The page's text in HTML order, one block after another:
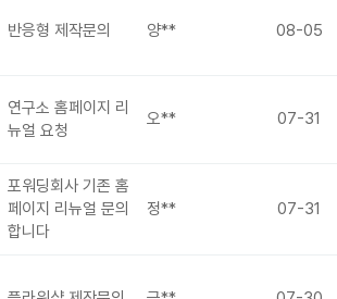
반응형 제작문의 양** 08-05
연구소 홈페이지 리
뉴얼 요청
오** 07-31
포워딩회사 기존 홈
페이지 리뉴얼 문의
합니다
정** 07-31